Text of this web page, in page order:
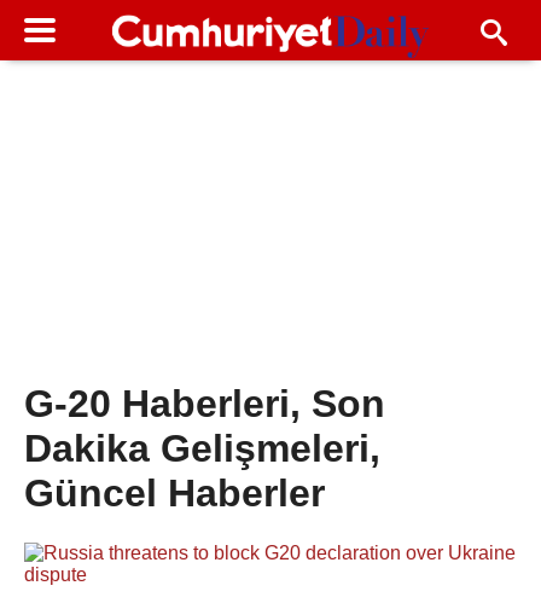
G-20 Haberleri, Son
Dakika Gelişmeleri,
Güncel Haberler